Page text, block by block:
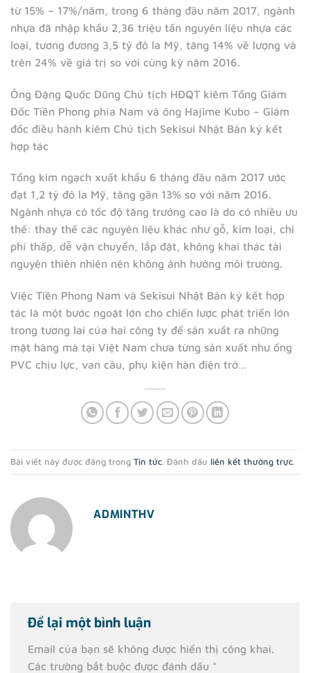
từ 15% – 17%/năm, trong 6 tháng đầu năm 2017, ngành
nhựa đã nhập khẩu 2,36 triệu tấn nguyên liệu nhựa các
loại, tương đương 3,5 tỷ đô la Mỹ, tăng 14% về lượng và
trên 24% về giá trị so với cùng kỳ năm 2016.
Ông Đặng Quốc Dũng Chủ tịch HĐQT kiêm Tổng Giám
Đốc Tiền Phong phía Nam và ông Hajime Kubo – Giám
đốc điều hành kiêm Chủ tịch Sekisui Nhật Bản ký kết
hợp tác
Tổng kim ngạch xuất khẩu 6 tháng đầu năm 2017 ước
đạt 1,2 tỷ đô la Mỹ, tăng gần 13% so với năm 2016.
Ngành nhựa có tốc độ tăng trưởng cao là do có nhiều ưu
thế: thay thế các nguyên liệu khác như gỗ, kim loại, chi
phí thấp, dễ vận chuyển, lắp đặt, không khai thác tài
nguyên thiên nhiên nên không ảnh hưởng môi trường.
Việc Tiền Phong Nam và Sekisui Nhật Bản ký kết hợp
tác là một bước ngoặt lớn cho chiến lược phát triển lớn
trong tương lai của hai công ty để sản xuất ra những
mặt hàng mà tại Việt Nam chưa từng sản xuất như ống
PVC chịu lực, van cầu, phụ kiện hàn điện trở…
Bài viết này được đăng trong Tin tức. Đánh dấu liên kết thường trực.
ADMINTHV
Để lại một bình luận
Email của bạn sẽ không được hiển thị công khai.
Các trường bắt buộc được đánh dấu *